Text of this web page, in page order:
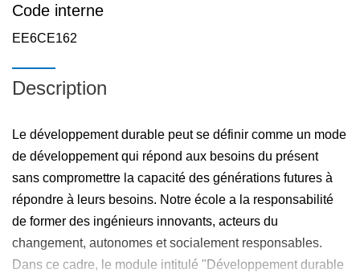
Code interne
EE6CE162
Description
Le développement durable peut se définir comme un mode
de développement qui répond aux besoins du présent
sans compromettre la capacité des générations futures à
répondre à leurs besoins. Notre école a la responsabilité
de former des ingénieurs innovants, acteurs du
changement, autonomes et socialement responsables.
Dans ce cadre, le module intitulé "Développement durable